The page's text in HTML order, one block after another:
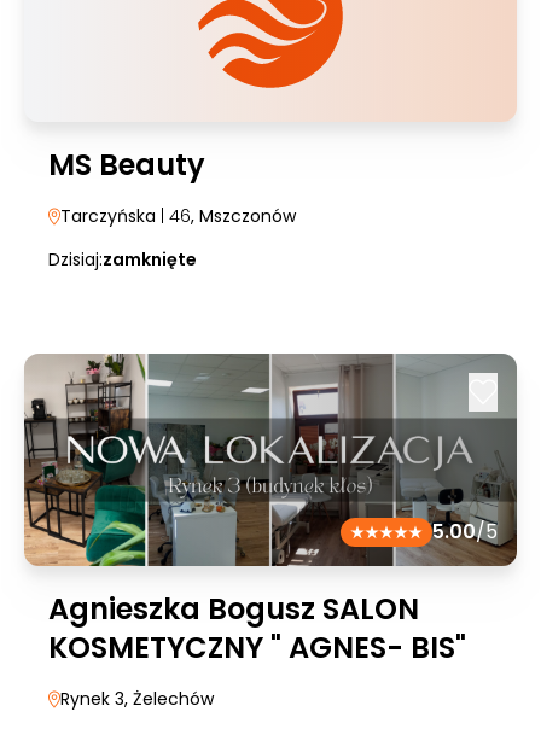
MS Beauty
Tarczyńska | 46, Mszczonów
Dzisiaj:zamknięte
5.00/5
Agnieszka Bogusz SALON
KOSMETYCZNY " AGNES- BIS"
Rynek 3, Żelechów